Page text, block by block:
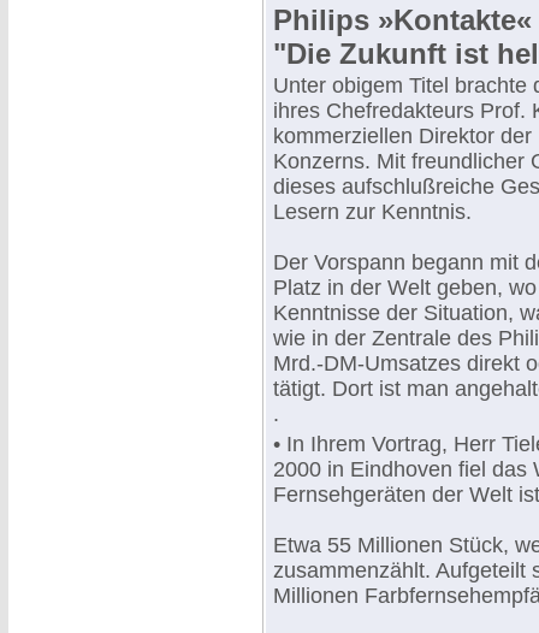
Philips »Kontakte«
"Die Zukunft ist
Unter obigem Titel brachte
ihres Chefredakteurs Prof.
kommerziellen Direktor
Konzerns. Mit freundlicher
dieses aufschlußreiche
Lesern zur Kenntnis.
Der Vorspann begann mit
Platz in der Welt geben,
Kenntnisse der Situation,
wie in der Zentrale des
Mrd.-DM-Umsatzes direkt
tätigt. Dort ist man
.
• In Ihrem Vortrag, Herr
2000 in Eindhoven fiel das
Fernsehgeräten der Welt
Etwa 55 Millionen Stück,
zusammenzählt. Aufgeteilt
Millionen